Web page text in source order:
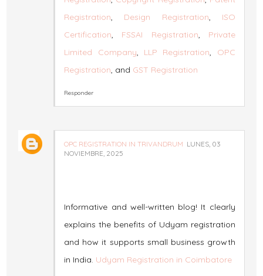
Registration, Design Registration, ISO
Certification, FSSAI Registration, Private
Limited Company, LLP Registration, OPC
Registration, and GST Registration
Responder
OPC REGISTRATION IN TRIVANDRUM LUNES, 03
NOVIEMBRE, 2025
Informative and well-written blog! It clearly
explains the benefits of Udyam registration
and how it supports small business growth
in India. Udyam Registration in Coimbatore